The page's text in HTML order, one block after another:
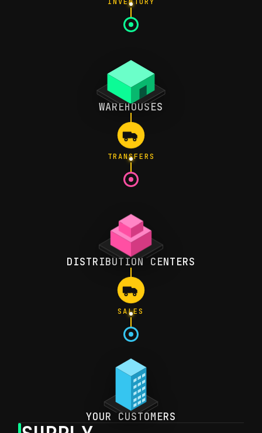
WAREHOUSES
TRANSFERS
DISTRIBUTION CENTERS
SALES
YOUR CUSTOMERS